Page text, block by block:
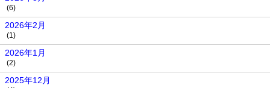
(6)
2026年2月
(1)
2026年1月
(2)
2025年12月